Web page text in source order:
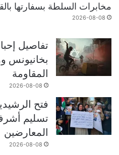
مخابرات السلطة بسفارتها
2026-08-08
تفاصيل
بخانيونس
المقاومة
2026-08-08
فتح
تسليم
المعارضين
2026-08-08